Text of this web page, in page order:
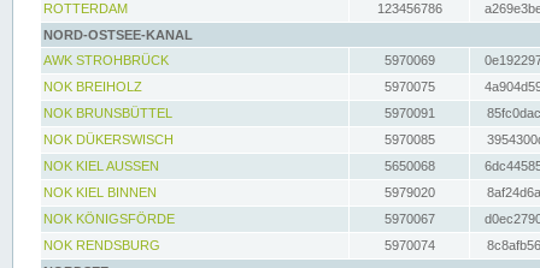
ROTTERDAM
123456786
NORD-OSTSEE-KANAL
AWK STROHBRÜCK
5970069
NOK BREIHOLZ
5970075
NOK BRUNSBÜTTEL
5970091
NOK DÜKERSWISCH
5970085
NOK KIEL AUSSEN
5650068
NOK KIEL BINNEN
5979020
NOK KÖNIGSFÖRDE
5970067
NOK RENDSBURG
5970074